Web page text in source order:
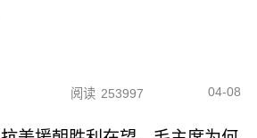
阅读 253997 04-08